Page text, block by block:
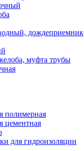
дождеприемник
муфта трубы
полимерная
цементная
для гидроизоляции